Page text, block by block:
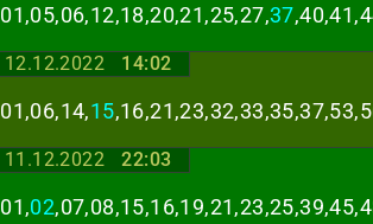
01,05,06,12,18,20,21,25,27,37,
12.12.2022 14:02
01,06,14,15,16,21,23,32,33,35,
11.12.2022 22:03
01,02,07,08,15,16,19,21,23,25,